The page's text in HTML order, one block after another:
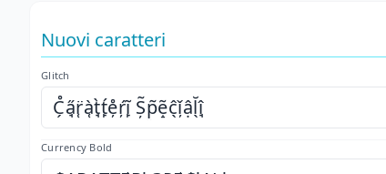
Nuovi caratteri
Glitch
C̗̊a̘̋r̜̈à̜t̘̀t̙́e̦̊ŕ̦ĩ̙ Ș̃p̤̃ẽ̝ĉ̖ǐ̦ậl̖̆î̘
Currency Bold